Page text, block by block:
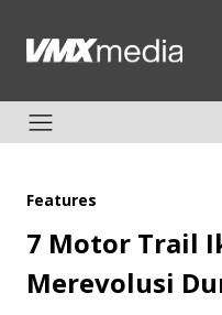
Features
7 Motor Trail
Merevolusi